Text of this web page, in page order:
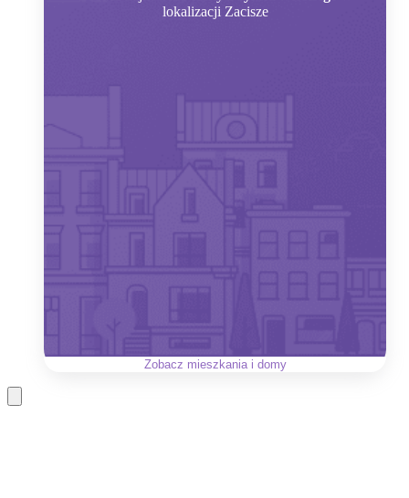
lokalizacji Zacisze
Zobacz mieszkania i domy